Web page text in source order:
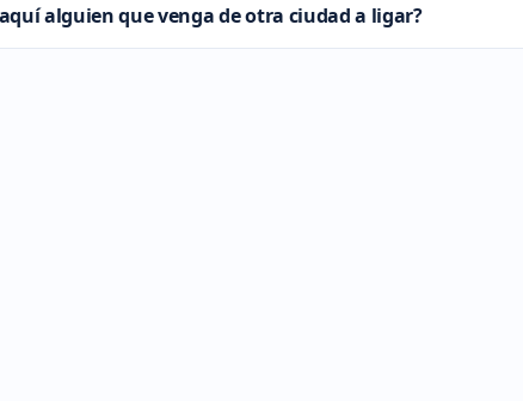
alguien que venga de otra ciudad a ligar?